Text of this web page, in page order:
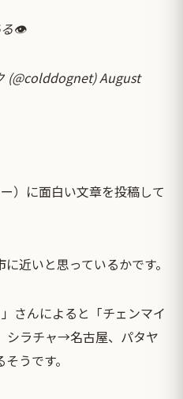
る👁️
(@colddognet)August
）に面白い文章を投稿して
近いと思っているかです。
さんによると「チェンマイ
ラチャ→名古屋、パタヤ
うです。